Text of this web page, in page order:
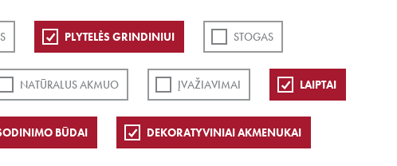
PLYTELĖS GRINDINIUI STOGAS
NATŪRALUS AKMUO ĮVAŽIAVIMAI LAIPTAI
BŪDAI DEKORATYVINIAI AKMENUKAI